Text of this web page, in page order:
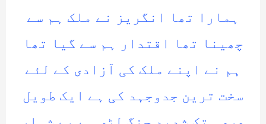
ہمارا تھا انگریز نے ملک ہم سے
چھینا تھا اقتدار ہم سے گیا تھا
ہم نے اپنے ملک کی آزادی کے لئے
سخت ترین جدوجہد کی ہے ایک طویل